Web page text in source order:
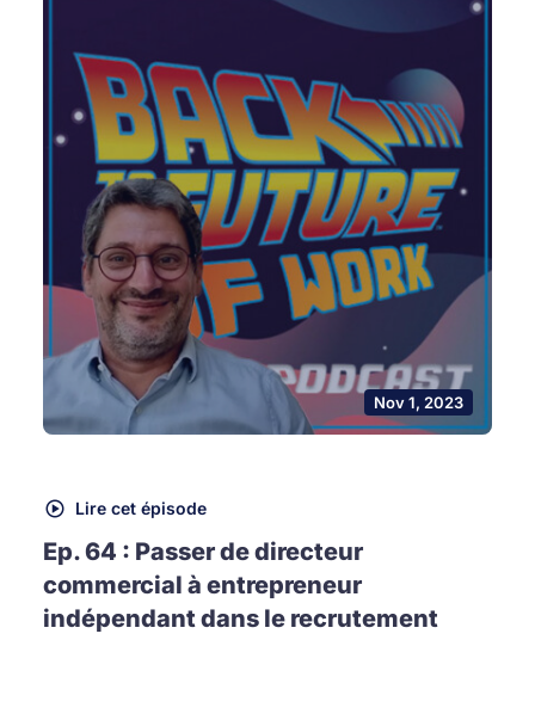
Nov 1, 2023
Lire cet épisode
Ep. 64 : Passer de directeur
commercial à entrepreneur
indépendant dans le recrutement